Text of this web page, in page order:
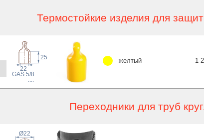
Термостойкие изделия для
,...
25
GAS 5/8
22
желтый 1
Переходники для труб
Ø22